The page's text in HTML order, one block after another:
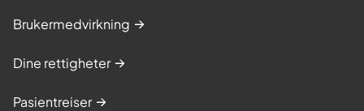
Brukermedvirkning
Dine rettigheter
Pasientreiser